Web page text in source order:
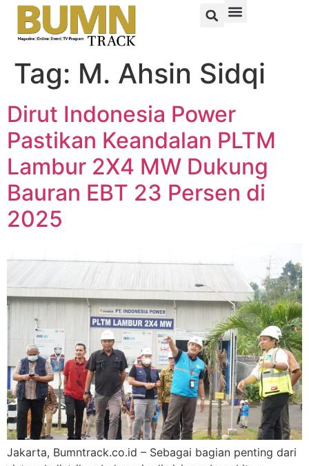
Tag: M. Ahsin Sidqi
Dirut Indonesia Power
Pastikan Keandalan PLTM
Lambur 2X4 MW Dukung
Bauran EBT 23 Persen di
2025
Jakarta, Bumntrack.co.id – Sebagai bagian penting dari